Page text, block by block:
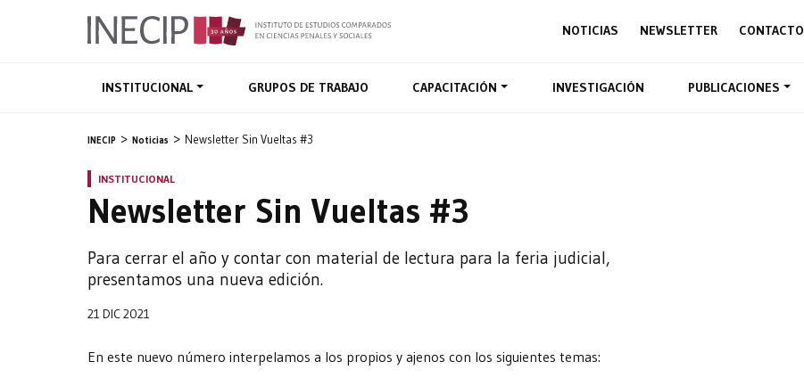
NOTICIAS NEWSLETTER CONTACTO
INSTITUCIONAL GRUPOS DE TRABAJO CAPACITACIÓN INVESTIGACIÓN PUBLICACIONES
INECIP Noticias Newsletter Sin Vueltas #3
INSTITUCIONAL
Newsletter Sin Vueltas #3
Para cerrar el año y contar con material de lectura para la feria judicial,
presentamos una nueva edición.
21 DIC 2021
En este nuevo número interpelamos a los propios y ajenos con los siguientes temas: